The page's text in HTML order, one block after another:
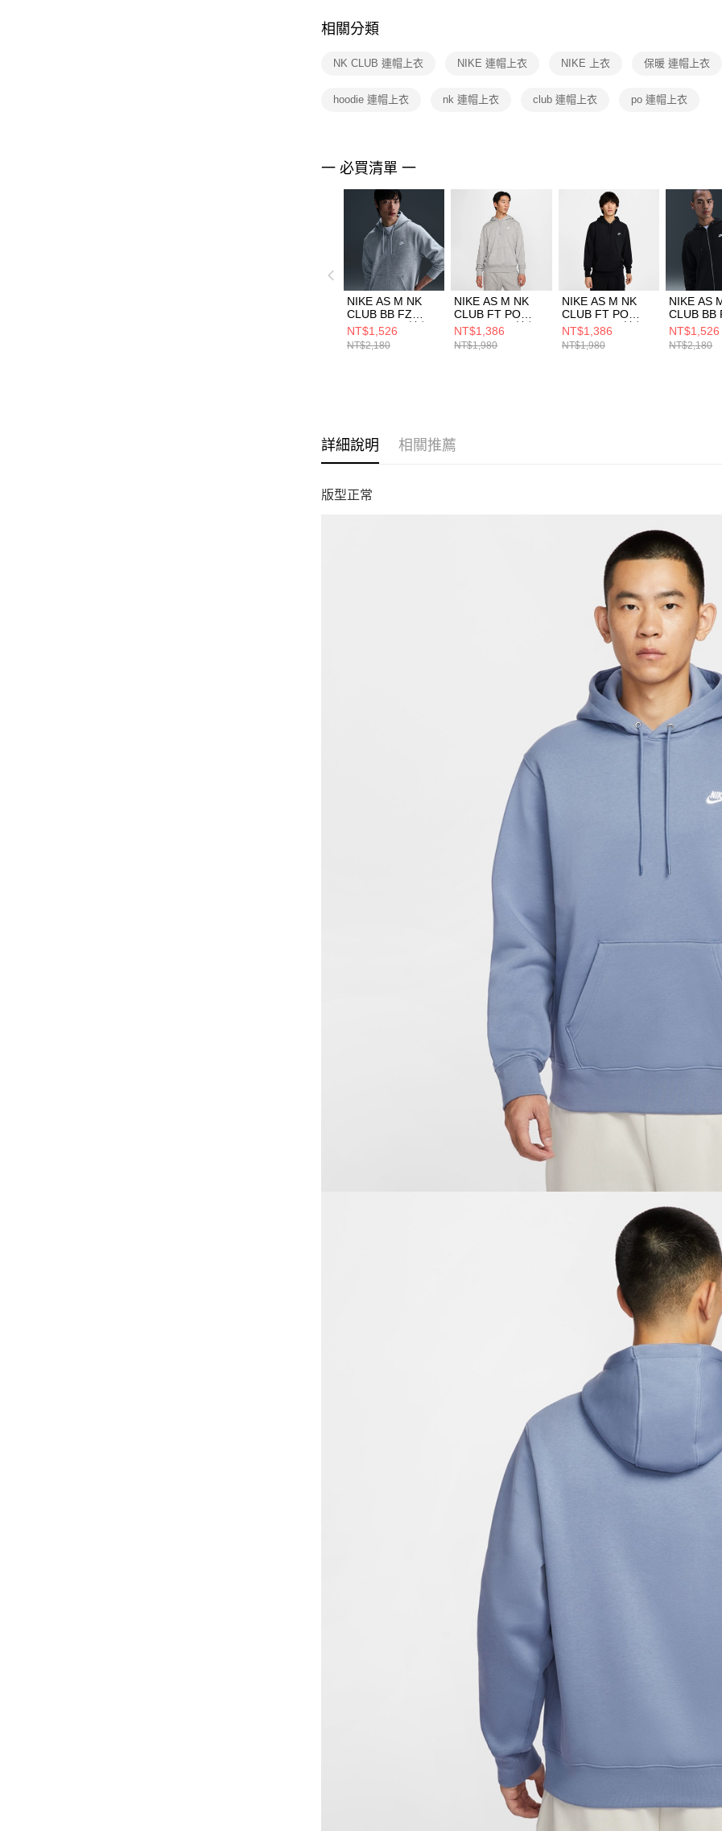
交易，需
２．關於
結果請求
５．嚴禁
形，恩沛
動。
相關分類
NK CLUB 連帽上衣 NIKE 連帽上衣 NIKE 上衣 保暖 連帽上衣
hoodie 連帽上衣 nk 連帽上衣 club 連帽上衣 po 連帽上衣
一 必買清單 一
NIKE AS M NK
CLUB BB FZ
HOODIE 男 連帽
上衣 FN3862063
NT$1,526
NT$2,180
NIKE AS M NK
CLUB FT PO
HOODIE 男 連帽
上衣 FN3867063
NT$1,386
NT$1,980
NIKE AS M NK
CLUB FT PO
HOODIE 男 連帽
上衣 FN3867010
NT$1,386
NT$1,980
NIKE AS
CLUB BB
HOODIE
外套
NT$1,526
NT$2,180
詳細說明 相關推薦
版型正常